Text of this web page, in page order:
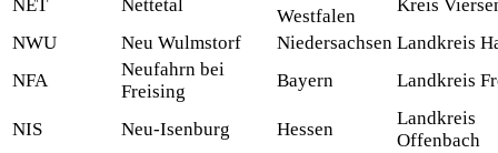
NET Nettetal
Westfalen
Kreis
NWU
Neu Wulmstorf Niedersachsen Landkreis
NFA
Neufahrn bei
Freising
Bayern Landkreis
NIS Neu-Isenburg Hessen
Landkreis
Offenbach